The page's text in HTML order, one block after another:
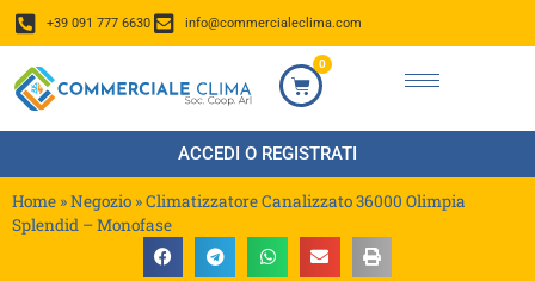
+39 091 777 6630 info@commercialeclima.com
0
ACCEDI O REGISTRATI
Home »Negozio »Climatizzatore Canalizzato 36000 Olimpia
Splendid – Monofase